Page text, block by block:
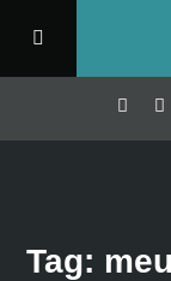
Tag: